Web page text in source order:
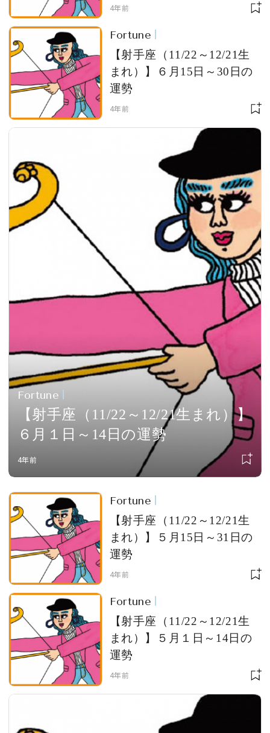
4年前
Fortune
【射手座（11/22～12/21生
まれ）】６月15日～30日の
運勢
4年前
Fortune
【射手座（11/22～12/21生まれ）】
６月１日～14日の運勢
4年前
Fortune
【射手座（11/22～12/21生
まれ）】５月15日～31日の
運勢
4年前
Fortune
【射手座（11/22～12/21生
まれ）】５月１日～14日の
運勢
4年前